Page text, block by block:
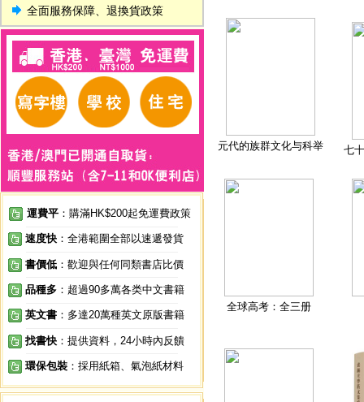
全面服務保障、退換貨政策
運費平 ：購滿HK$200起免運費政策
速度快 ：全港範圍全部以速遞發貨
書價低 ：歡迎與任何同類書店比價
品種多 ：超過90多萬各类中文書籍
英文書 ：多達20萬種英文原版書籍
找書快 ：提供資料，24小時內反饋
環保包裝 ：採用紙箱、氣泡紙材料
元代的族群文化与科举 七
全球高考：全三册